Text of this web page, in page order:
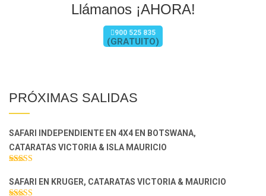
Llámanos ¡AHORA!
900 525 835
(GRATUITO)
PRÓXIMAS SALIDAS
SAFARI INDEPENDIENTE EN 4X4 EN BOTSWANA,
CATARATAS VICTORIA & ISLA MAURICIO
5.00de 5
SAFARI EN KRUGER, CATARATAS VICTORIA & MAURICIO